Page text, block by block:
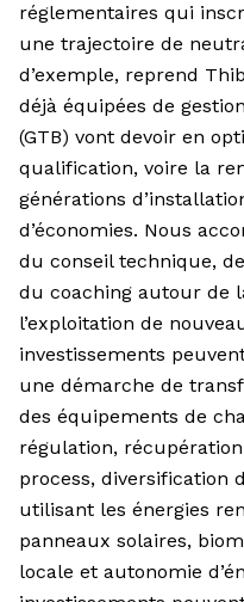
réglementaires qui
une trajectoire de
d’exemple, reprend
déjà équipées de
(GTB) vont devoir en
qualification, voire la
générations
d’économies. Nous
du conseil technique,
du coaching autour de
l’exploitation de
investissements
une démarche de
des équipements de
régulation,
process, diversification
utilisant les énergies
panneaux solaires,
locale et autonomie